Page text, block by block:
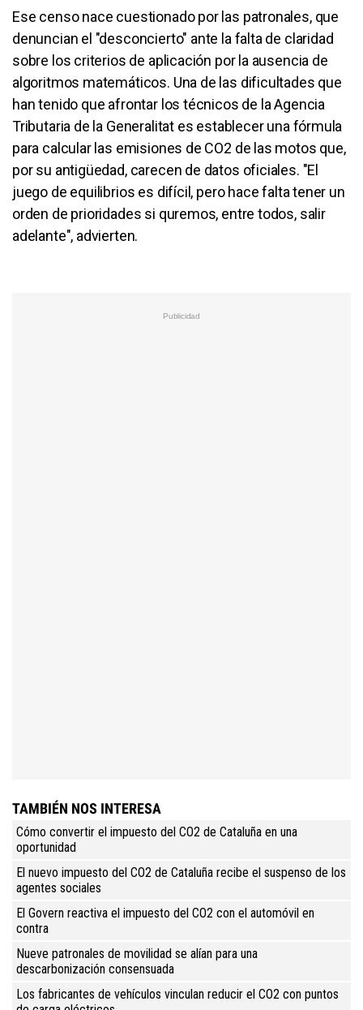
Ese censo nace cuestionado por las patronales, que
denuncian el "desconcierto" ante la falta de claridad
sobre los criterios de aplicación por la ausencia de
algoritmos matemáticos. Una de las dificultades que
han tenido que afrontar los técnicos de la Agencia
Tributaria de la Generalitat es establecer una fórmula
para calcular las emisiones de CO2 de las motos que,
por su antigüedad, carecen de datos oficiales. "El
juego de equilibrios es difícil, pero hace falta tener un
orden de prioridades si quremos, entre todos, salir
adelante", advierten.
TAMBIÉN NOS INTERESA
Cómo convertir el impuesto del CO2 de Cataluña en una
oportunidad
El nuevo impuesto del CO2 de Cataluña recibe el suspenso de los
agentes sociales
El Govern reactiva el impuesto del CO2 con el automóvil en
contra
Nueve patronales de movilidad se alían para una
descarbonización consensuada
Los fabricantes de vehículos vinculan reducir el CO2 con puntos